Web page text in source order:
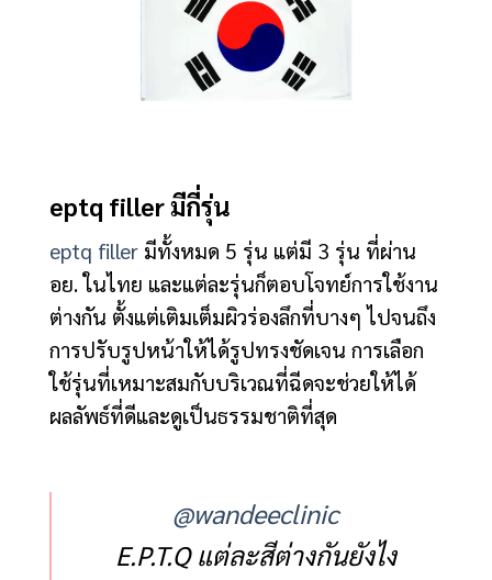
eptq filler มีกี่รุ่น
eptq filler มีทั้งหมด 5 รุ่น แต่มี 3 รุ่น ที่ผ่าน
อย. ในไทย และแต่ละรุ่นก็ตอบโจทย์การใช้งาน
ต่างกัน ตั้งแต่เติมเต็มผิวร่องลึกที่บางๆ ไปจนถึง
การปรับรูปหน้าให้ได้รูปทรงชัดเจน การเลือก
ใช้รุ่นที่เหมาะสมกับบริเวณที่ฉีดจะช่วยให้ได้
ผลลัพธ์ที่ดีและดูเป็นธรรมชาติที่สุด
@wandeeclinic
E.P.T.Q แต่ละสีต่างกันยังไง